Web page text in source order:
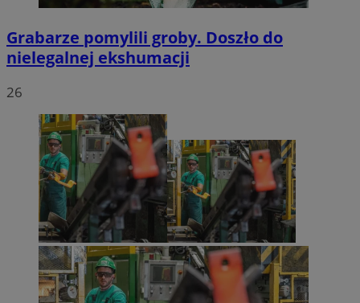
Grabarze pomylili groby. Doszło do
nielegalnej ekshumacji
26